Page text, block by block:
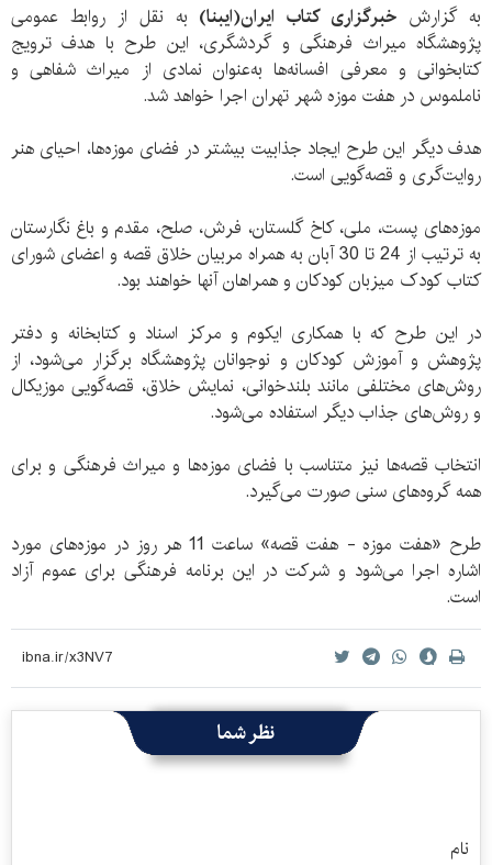
به گزارش خبرگزاری کتاب ایران(ایبنا) به نقل از روابط عمومی
پژوهشگاه میراث فرهنگی و گردشگری، این طرح با هدف ترویج
کتابخوانی و معرفی افسانه‌ها به‌عنوان نمادی از میراث شفاهی و
ناملموس در هفت موزه شهر تهران اجرا خواهد شد.‌
هدف دیگر این طرح ایجاد جذابیت بیشتر در فضای موزه‌ها، احیای هنر
روایت‌گری و قصه‌گویی است.
موزه‌های پست، ملی، کاخ گلستان، فرش، صلح، مقدم و باغ نگارستان
به ترتیب از 24 تا 30 آبان به همراه مربیان خلاق قصه و اعضای شورای
کتاب کودک میزبان کودکان و همراهان آنها خواهند بود.
در این طرح که با همکاری ایکوم و مرکز اسناد و کتابخانه و دفتر
پژوهش و آموزش کودکان و نوجوانان پژوهشگاه برگزار می‌شود، از
روش‌های مختلفی مانند بلند‌خوانی، نمایش خلاق، قصه‌گویی موزیکال
و روش‌های جذاب دیگر استفاده می‌شود.
انتخاب قصه‌ها نیز متناسب با فضای موزه‌ها و میراث فرهنگی و برای
همه گروه‌های سنی صورت می‌گیرد.
طرح «هفت موزه - هفت قصه» ساعت 11 هر روز در موزه‌های مورد
اشاره اجرا می‌شود و شرکت در این برنامه فرهنگی برای عموم آزاد
است.
نظر شما
نام